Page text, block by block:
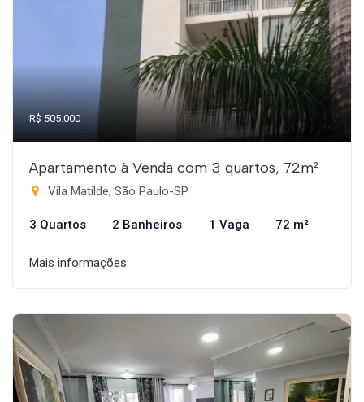
R$ 505.000
Apartamento à Venda com 3 quartos, 72m²
Vila Matilde, São Paulo-SP
3 Quartos 2 Banheiros 1 Vaga 72 m²
Mais informações